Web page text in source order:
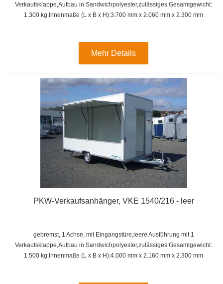
Verkaufsklappe,Aufbau in Sandwichpolyester,zulässiges Gesamtgewicht:
1.300 kg,Innenmaße (L x B x H):3.700 mm x 2.060 mm x 2.300 mm
Mehr Details
PKW-Verkaufsanhänger, VKE 1540/216 - leer
gebremst, 1 Achse, mit Eingangstüre,leere Ausführung mit 1
Verkaufsklappe,Aufbau in Sandwichpolyester,zulässiges Gesamtgewicht:
1.500 kg, Innenmaße (L x B x H):4.000 mm x 2.160 mm x 2.300 mm